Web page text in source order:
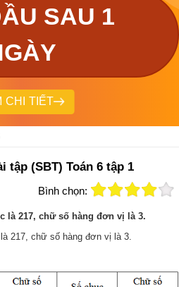
SAU 1
CHI TIẾT
tập (SBT) Toán 6 tập 1
Bình chọn:
là 217, chữ số hàng đơn vị là 3.
217, chữ số hàng đơn vị là 3.